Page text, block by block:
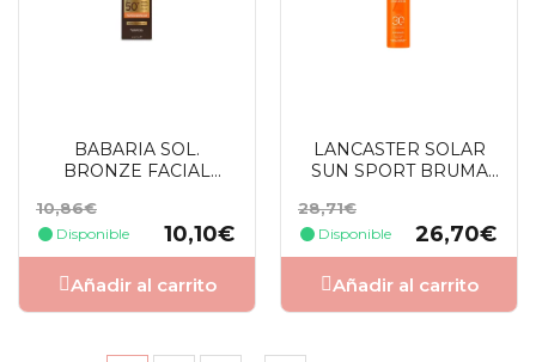
BABARIA SOL.
BRONZE FACIAL
FOTOPROTECTOR
GLOW+COLOR SPF50
40 ML
Precio
base
10,86€
Disponible
Precio
10,10€
Añadir al carrito
LANCASTER SOLAR
SUN SPORT BRUMA
Precio
base
28,71€
Disponible
Precio
26,70€
Añadir al carrito